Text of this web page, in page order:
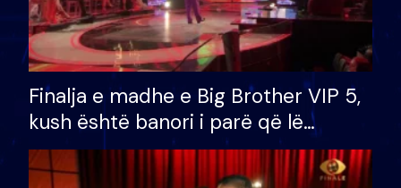
Finalja e madhe e Big Brother VIP 5,
kush është banori i parë që lë
shtëpinë dhe humb mundësinë për
të fituar çmimin e madh